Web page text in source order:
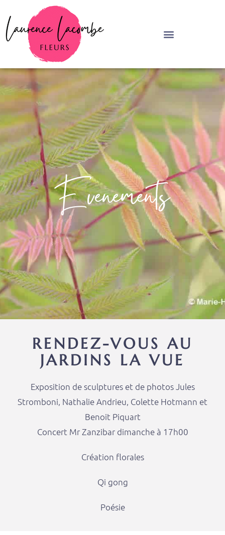
Evenements
RENDEZ-VOUS AU
JARDINS LA VUE
Exposition de sculptures et de photos Jules
Stromboni, Nathalie Andrieu, Colette Hotmann et
Benoit Piquart
Concert Mr Zanzibar dimanche à 17h00
Création florales
Qi gong
Poésie